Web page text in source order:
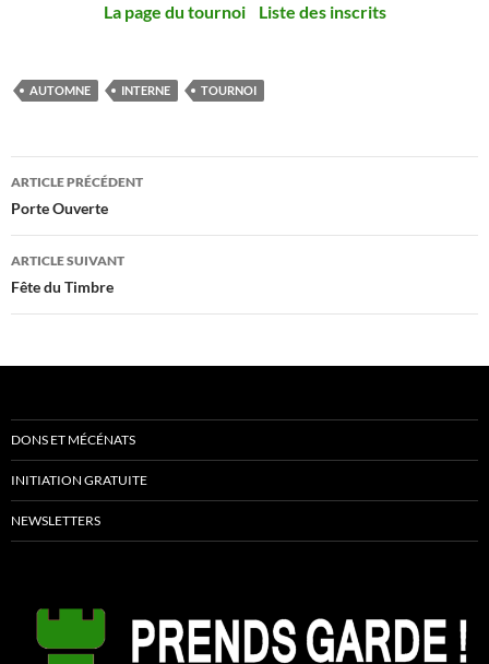
La page du tournoi Liste des inscrits
AUTOMNE INTERNE TOURNOI
Navigation
des
articles
ARTICLE PRÉCÉDENT
Porte Ouverte
ARTICLE SUIVANT
Fête du Timbre
DONS ET MÉCÉNATS
INITIATION GRATUITE
NEWSLETTERS